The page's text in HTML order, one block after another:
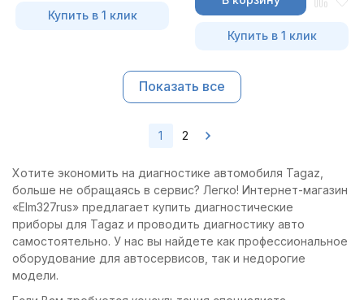
Купить в 1 клик
Купить в 1 клик
Показать все
1 2
Хотите экономить на диагностике автомобиля Tagaz,
больше не обращаясь в сервис? Легко! Интернет-магазин
«Elm327rus» предлагает купить диагностические
приборы для Tagaz и проводить диагностику авто
самостоятельно. У нас вы найдете как профессиональное
оборудование для автосервисов, так и недорогие
модели.